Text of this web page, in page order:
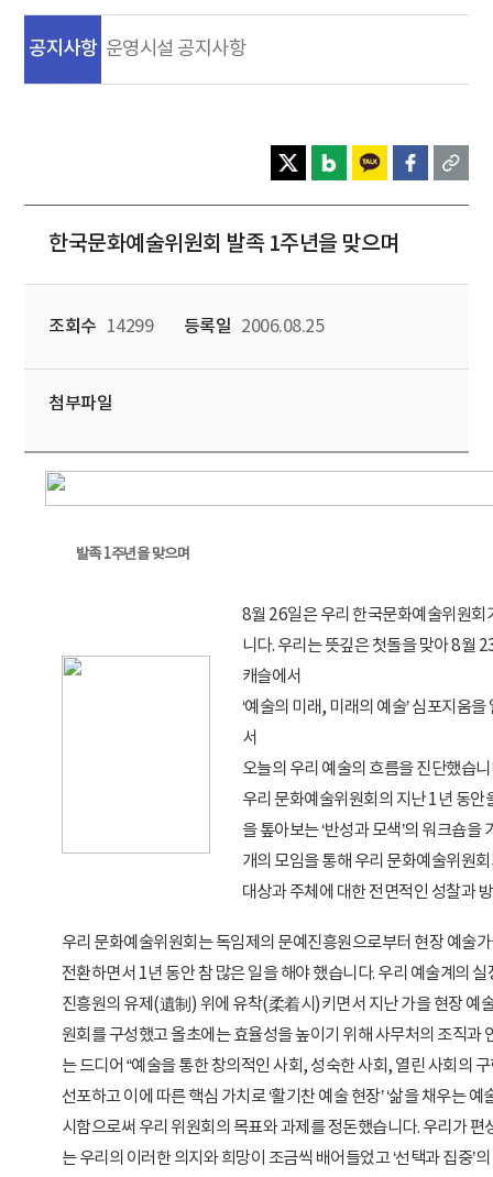
공지사항 운영시설 공지사항
한국문화예술위원회 발족 1주년을 맞으며
조회수 14299 등록일 2006.08.25
첨부파일
발족 1주년을 맞으며
8월 26일은 우리 한국문화예술위원회
니다. 우리는 뜻깊은 첫돌을 맞아 8월
캐슬에서
‘예술의 미래, 미래의 예술’ 심포지움
서
오늘의 우리 예술의 흐름을 진단했습
우리 문화예술위원회의 지난 1년 동안
을 톺아보는 ‘반성과 모색’의 워크숍을
개의 모임을 통해 우리 문화예술위원
대상과 주체에 대한 전면적인 성찰과
우리 문화예술위원회는 독임제의 문예진흥원으로부터 현장 예술
전환하면서 1년 동안 참 많은 일을 해야 했습니다. 우리 예술계의
진흥원의 유제(遺制) 위에 유착(柔着시)키면서 지난 가을 현장 예
원회를 구성했고 올초에는 효율성을 높이기 위해 사무처의 조직과
는 드디어 “예술을 통한 창의적인 사회, 성숙한 사회, 열린 사회의 구
선포하고 이에 따른 핵심 가치로 ‘활기찬 예술 현장’ ‘삶을 채우는 예
시함으로써 우리 위원회의 목표와 과제를 정돈했습니다. 우리가 편
는 우리의 이러한 의지와 희망이 조금씩 배어들었고 ‘선택과 집중’